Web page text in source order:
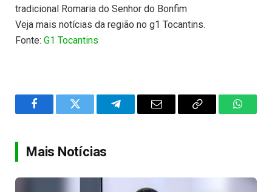
tradicional Romaria do Senhor do Bonfim
Veja mais notícias da região no g1 Tocantins.
Fonte: G1 Tocantins
FacebookTwitter TelegramEmail
Copy
Mais Notícias